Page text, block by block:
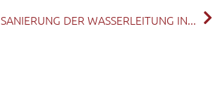
SANIERUNG DER WASSERLEITUNG IN...